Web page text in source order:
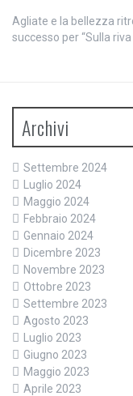
Agliate e la bellezza
successo per “Sulla
Archivi
Settembre 2024
Luglio 2024
Maggio 2024
Febbraio 2024
Gennaio 2024
Dicembre 2023
Novembre 2023
Ottobre 2023
Settembre 2023
Agosto 2023
Luglio 2023
Giugno 2023
Maggio 2023
Aprile 2023